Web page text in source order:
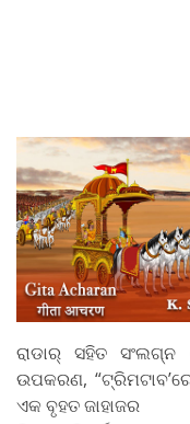
ରାଡାର୍‌ ସହିତ
ଉପକରଣ,
ଏକ ବୃହତ ଜାହାଜର